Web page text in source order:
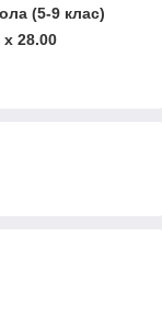
(5-9 клас)
x 28.00